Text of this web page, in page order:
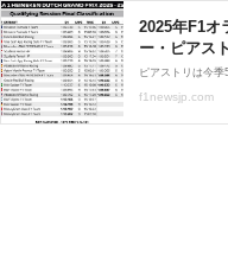
2025年F1オ
ー・ピアス
通信jp
ピアストリは今季
f1newsjp.com